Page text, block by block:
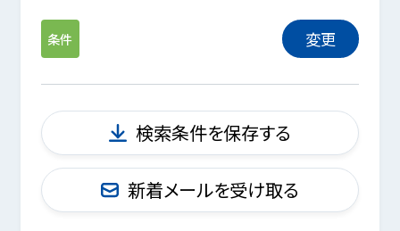
条件 変更
検索条件を保存する
新着メールを受け取る